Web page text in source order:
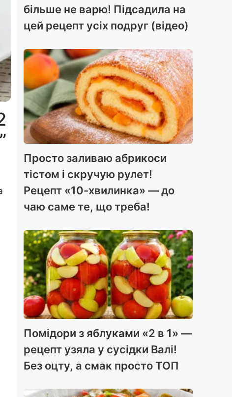
більше не варю! Підсадила на
цей рецепт усіх подруг (відео)
Просто заливаю абрикоси
тістом і скручую рулет!
Рецепт «10-хвилинка» — до
чаю саме те, що треба!
Помідори з яблуками «2 в 1» —
рецепт узяла у сусідки Валі!
Без оцту, а смак просто ТОП